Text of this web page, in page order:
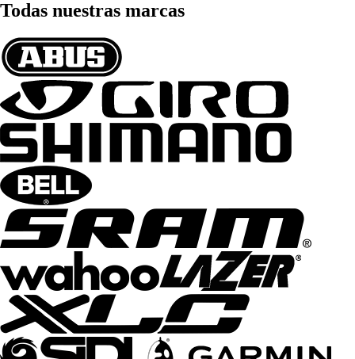
Todas nuestras marcas